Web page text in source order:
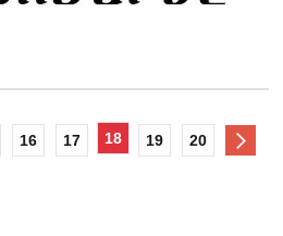
16 17 18 19 20